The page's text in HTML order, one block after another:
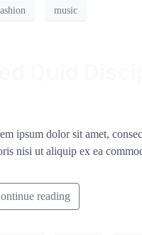
music
ipsum dolor sit amet,
nisi ut aliquip ex ea
reading